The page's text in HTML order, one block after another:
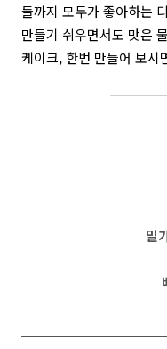
들까지 모두가 좋아하는
만들기 쉬우면서도 맛은
케이크, 한번 만들어 보시
밀